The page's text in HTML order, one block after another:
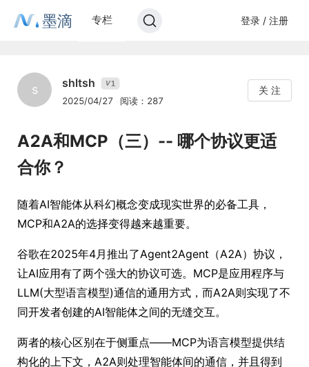
墨滴 专栏 登录 / 注册
s shltsh V1
2025/04/27 阅读：287
关 注
A2A和MCP（三）-- 哪个协议更适
合你？
随着AI智能体从科幻概念变成现实世界的必备工具，
MCP和A2A的选择变得越来越重要。
谷歌在2025年4月推出了Agent2Agent（A2A）协议，
让AI应用有了两个强大的协议可选。MCP是应用程序与
LLM(大型语言模型)通信的通用方式，而A2A则实现了不
同开发者创建的AI智能体之间的无缝交互。
两者的核心区别在于侧重点——MCP为语言模型提供结
构化的上下文，A2A则处理智能体间的通信，并且得到